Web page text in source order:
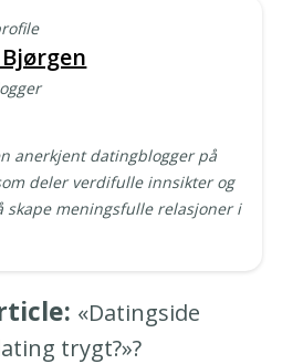
anerkjent datingblogger på
deler verdifulle innsikter og
skape meningsfulle relasjoner i
«Datingside
trygt?»?